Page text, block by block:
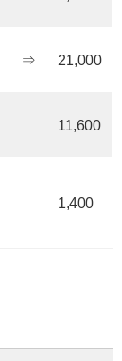
⇒ 21,000
11,600
1,400